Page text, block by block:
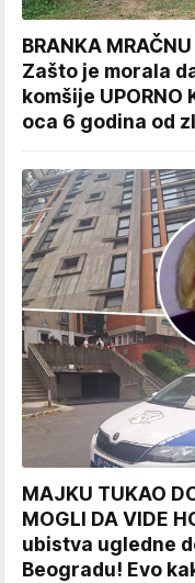
BRANKA
Zašto je morala
komšije
oca 6 godina od
MAJKU TUKAO
MOGLI DA VIDE
ubistva ugledne
Beogradu! Evo